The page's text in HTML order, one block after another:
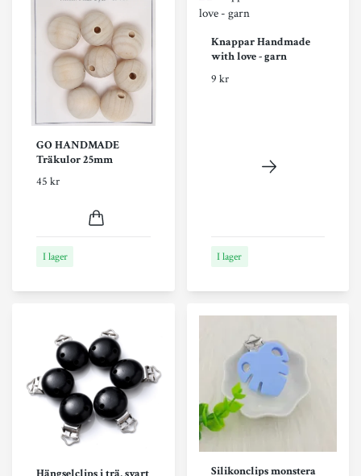
GO HANDMADE
Träkulor 25mm
45 kr
I lager
Knappar Handmade
with love - garn
9 kr
I lager
Silikonclips monstera